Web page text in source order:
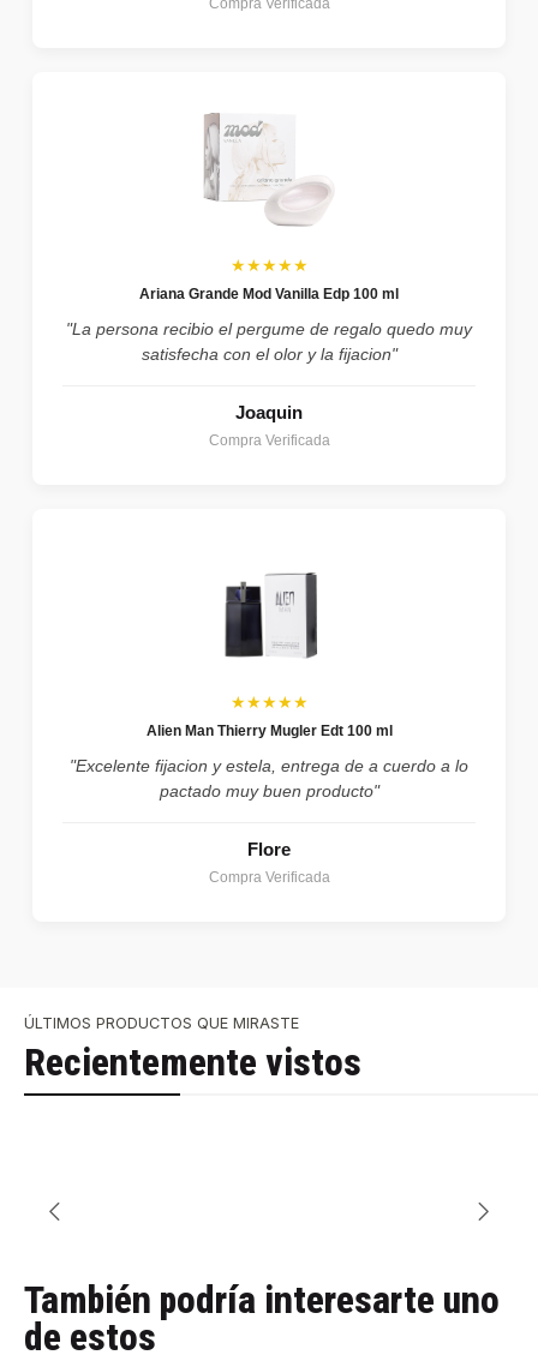
Compra Verificada
★★★★★
Ariana Grande Mod Vanilla Edp 100 ml
"La persona recibio el pergume de regalo quedo muy
satisfecha con el olor y la fijacion"
Joaquin
Compra Verificada
★★★★★
Alien Man Thierry Mugler Edt 100 ml
"Excelente fijacion y estela, entrega de a cuerdo a lo
pactado muy buen producto"
Flore
Compra Verificada
ÚLTIMOS PRODUCTOS QUE MIRASTE
Recientemente vistos
También podría interesarte uno
de estos